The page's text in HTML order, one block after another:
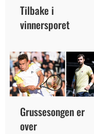
Tilbake i
vinnersporet
Grussesongen er
over